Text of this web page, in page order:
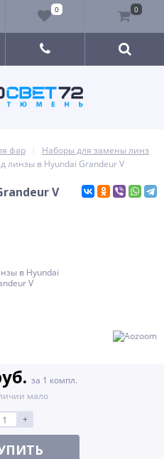
фар
Наборы для замены линз
линзы в Hyundai Grandeur V
V
за 1 компл.
мало
+
0 0